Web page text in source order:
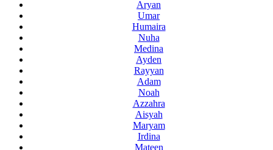
Aryan
Umar
Humaira
Nuha
Medina
Ayden
Rayyan
Adam
Noah
Azzahra
Aisyah
Maryam
Irdina
Mateen